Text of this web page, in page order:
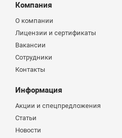
Компания
О компании
Лицензии и сертификаты
Вакансии
Сотрудники
Контакты
Информация
Акции и спецпредложения
Статьи
Новости